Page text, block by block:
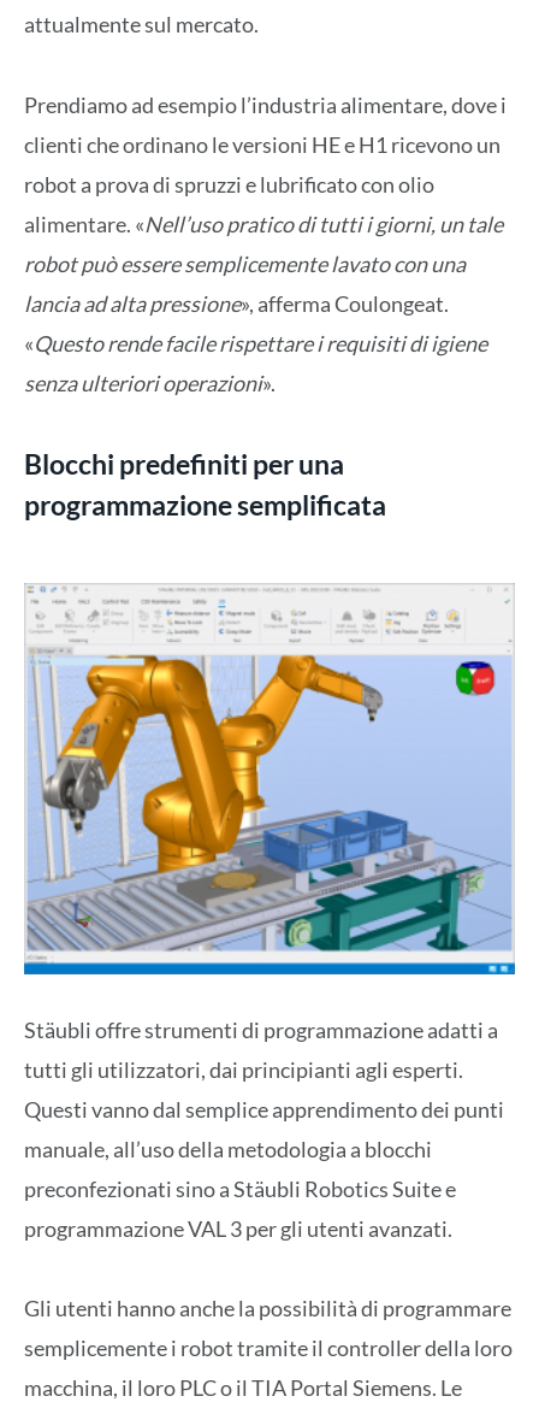
attualmente sul mercato.
Prendiamo ad esempio l’industria alimentare, dove i
clienti che ordinano le versioni HE e H1 ricevono un
robot a prova di spruzzi e lubrificato con olio
alimentare. «Nell’uso pratico di tutti i giorni, un tale
robot può essere semplicemente lavato con una
lancia ad alta pressione», afferma Coulongeat.
«Questo rende facile rispettare i requisiti di igiene
senza ulteriori operazioni».
Blocchi predefiniti per una
programmazione semplificata
Stäubli offre strumenti di programmazione adatti a
tutti gli utilizzatori, dai principianti agli esperti.
Questi vanno dal semplice apprendimento dei punti
manuale, all’uso della metodologia a blocchi
preconfezionati sino a Stäubli Robotics Suite e
programmazione VAL 3 per gli utenti avanzati.
Gli utenti hanno anche la possibilità di programmare
semplicemente i robot tramite il controller della loro
macchina, il loro PLC o il TIA Portal Siemens. Le